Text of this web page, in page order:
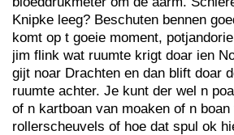
Knipke leeg? Beschuten bennen
komt op t goeie moment,
jim flink wat ruumte krigt doar ien
gijt noar Drachten en dan blift doar
ruumte achter. Je kunt der wel n
of n kartboan van moaken of n boan
rollerscheuvels of hoe dat spul ok